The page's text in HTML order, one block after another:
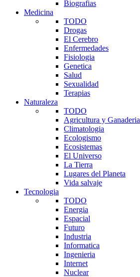
Biografias
Medicina
TODO
Drogas
El Cerebro
Enfermedades
Fisiologia
Genetica
Salud
Sexualidad
Terapias
Naturaleza
TODO
Agricultura y Ganaderia
Climatologia
Ecologismo
Ecosistemas
El Universo
La Tierra
Lugares del Planeta
Vida salvaje
Tecnologia
TODO
Energia
Espacial
Futuro
Industria
Informatica
Ingenieria
Internet
Nuclear